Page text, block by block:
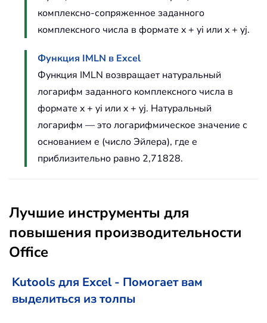
комплексно-сопряженное заданного
комплексного числа в формате x + yi или x + yj.
Функция IMLN в Excel
Функция IMLN возвращает натуральный
логарифм заданного комплексного числа в
формате x + yi или x + yj. Натуральный
логарифм — это логарифмическое значение с
основанием e (число Эйлера), где e
приблизительно равно 2,71828.
Лучшие инструменты для
повышения производительности
Office
Kutools для Excel - Помогает вам
выделиться из толпы